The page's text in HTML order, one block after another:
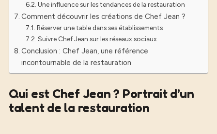
Une influence sur les tendances de la restauration
Comment découvrir les créations de Chef Jean ?
Réserver une table dans ses établissements
Suivre Chef Jean sur les réseaux sociaux
Conclusion : Chef Jean, une référence
incontournable de la restauration
Qui est Chef Jean ? Portrait d’un
talent de la restauration